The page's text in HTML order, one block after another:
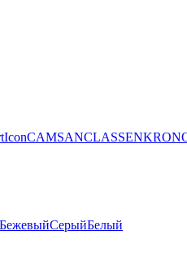
IconCAMSANCLASSEN
БежевыйСерыйБелый